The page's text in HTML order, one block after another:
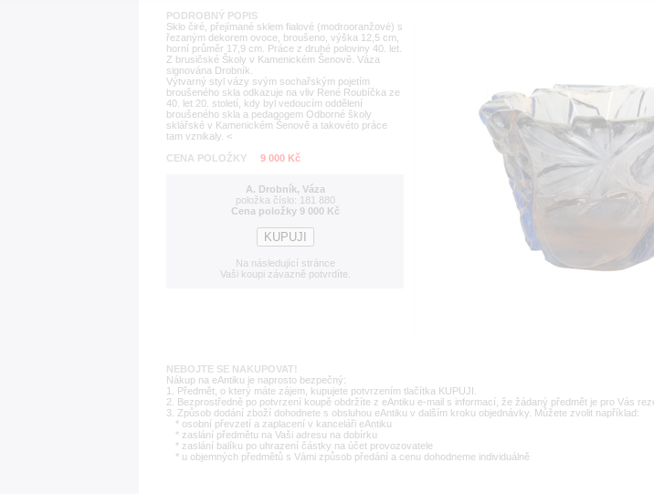
PODROBNÝ POPIS
Sklo čiré, přejímané sklem fialové (modrooranžové) s
řezaným dekorem ovoce, broušeno, výška 12,5 cm,
horní průměr 17,9 cm. Práce z druhé poloviny 40. let.
Z brusičské Školy v Kamenickém Šenově. Váza
signována Drobník.
Výtvarný styl vázy svým sochařským pojetím
broušeného skla odkazuje na vliv René Roubíčka ze
40. let 20. století, kdy byl vedoucím oddělení
broušeného skla a pedagogem Odborné školy
sklářské v Kamenickém Šenově a takovéto práce
tam vznikaly. <
CENA POLOŽKY
9 000 Kč
A. Drobník, Váza
položka číslo: 181 880
Cena položky 9 000 Kč
Na následující stránce
Vaši koupi závazně potvrdíte.
NEBOJTE SE NAKUPOVAT!
Nákup na eAntiku je naprosto bezpečný:
1. Předmět, o který máte zájem, kupujete potvrzením tlačítka KUPUJI.
2. Bezprostředně po potvrzení koupě obdržíte z eAntiku e-mail s informací, že žádaný předmět je pro Vás
3. Způsob dodání zboží dohodnete s obsluhou eAntiku v dalším kroku objednávky. Můžete zvolit například:
* osobní převzetí a zaplacení v kanceláři eAntiku
* zaslání předmětu na Vaši adresu na dobírku
* zaslání balíku po uhrazení částky na účet provozovatele
* u objemných předmětů s Vámi způsob předání a cenu dohodneme individuálně